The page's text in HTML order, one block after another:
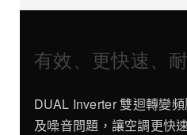
有效、更快速、
DUAL Inverter 雙迴轉變
及噪音問題，讓空調更快